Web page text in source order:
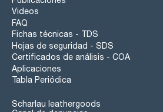
Videos
FAQ
Fichas técnicas - TDS
Hojas de seguridad - SDS
Certificados de análisis - COA
Aplicaciones
Tabla Periódica
Scharlau leathergoods